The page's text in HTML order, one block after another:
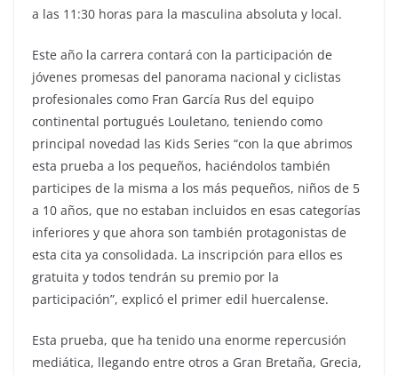
a las 11:30 horas para la masculina absoluta y local.
Este año la carrera contará con la participación de
jóvenes promesas del panorama nacional y ciclistas
profesionales como Fran García Rus del equipo
continental portugués Louletano, teniendo como
principal novedad las Kids Series “con la que abrimos
esta prueba a los pequeños, haciéndolos también
participes de la misma a los más pequeños, niños de 5
a 10 años, que no estaban incluidos en esas categorías
inferiores y que ahora son también protagonistas de
esta cita ya consolidada. La inscripción para ellos es
gratuita y todos tendrán su premio por la
participación”, explicó el primer edil huercalense.
Esta prueba, que ha tenido una enorme repercusión
mediática, llegando entre otros a Gran Bretaña, Grecia,